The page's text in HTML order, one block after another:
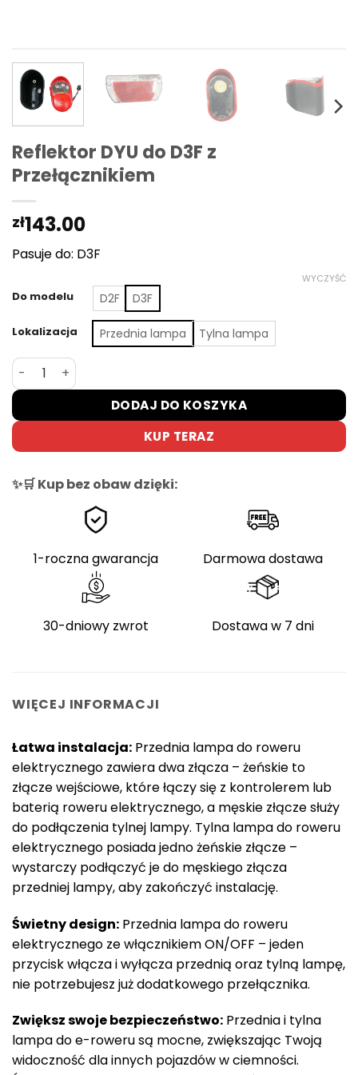
Reflektor DYU do D3F z
Przełącznikiem
zł143.00
Pasuje do: D3F
Do modelu D2F D3F
Lokalizacja Przednia lampa Tylna lampa
WYCZYŚĆ
ilość Reflektor DYU do D3F z Przełącznikiem
DODAJ DO KOSZYKA
KUP TERAZ
✨🛒 Kup bez obaw dzięki:
1-roczna gwarancja Darmowa dostawa
30-dniowy zwrot Dostawa w 7 dni
WIĘCEJ INFORMACJI
Łatwa instalacja: Przednia lampa do roweru
elektrycznego zawiera dwa złącza – żeńskie to
złącze wejściowe, które łączy się z kontrolerem lub
baterią roweru elektrycznego, a męskie złącze służy
do podłączenia tylnej lampy. Tylna lampa do roweru
elektrycznego posiada jedno żeńskie złącze –
wystarczy podłączyć je do męskiego złącza
przedniej lampy, aby zakończyć instalację.
Świetny design: Przednia lampa do roweru
elektrycznego ze włącznikiem ON/OFF – jeden
przycisk włącza i wyłącza przednią oraz tylną lampę,
nie potrzebujesz już dodatkowego przełącznika.
Zwiększ swoje bezpieczeństwo: Przednia i tylna
lampa do e-roweru są mocne, zwiększając Twoją
widoczność dla innych pojazdów w ciemności.